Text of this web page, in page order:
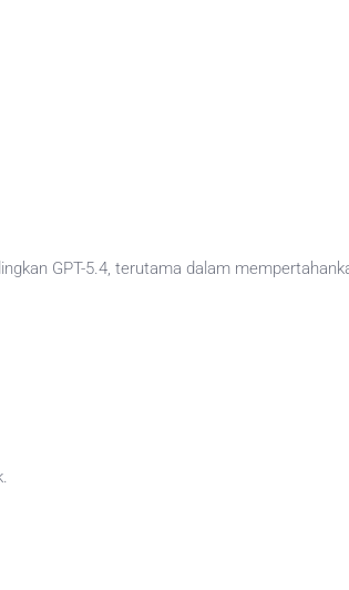
GPT-5.4, terutama dalam